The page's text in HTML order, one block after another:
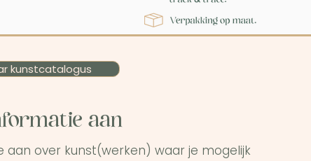
kunstcatalogus
aan
over kunst(werken) waar je mogelijk